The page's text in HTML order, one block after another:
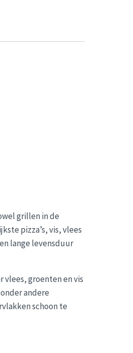
grillen in de
pizza’s, vis, vlees
lange levensduur
vlees, groenten en vis
andere
schoon te